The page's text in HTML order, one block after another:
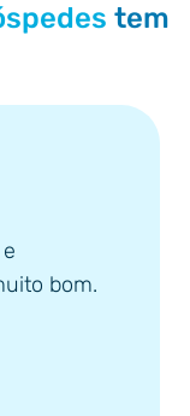
tem
bom.